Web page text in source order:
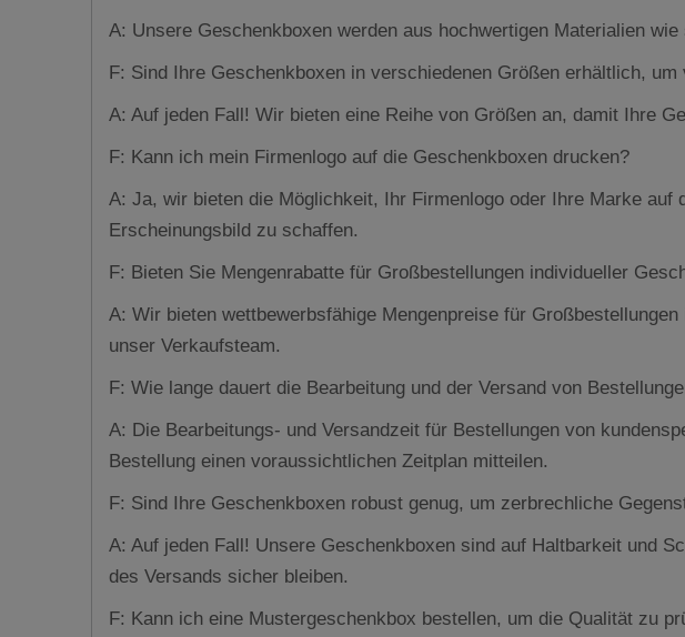
A: Unsere Geschenkboxen werden aus hochwertigen Materialien
F: Sind Ihre Geschenkboxen in verschiedenen Größen erhältlich,
A: Auf jeden Fall! Wir bieten eine Reihe von Größen an, damit Ihre
F: Kann ich mein Firmenlogo auf die Geschenkboxen drucken?
A: Ja, wir bieten die Möglichkeit, Ihr Firmenlogo oder Ihre Marke
Erscheinungsbild zu schaffen.
F: Bieten Sie Mengenrabatte für Großbestellungen individueller
A: Wir bieten wettbewerbsfähige Mengenpreise für
unser Verkaufsteam.
F: Wie lange dauert die Bearbeitung und der Versand von
A: Die Bearbeitungs- und Versandzeit für Bestellungen von
Bestellung einen voraussichtlichen Zeitplan mitteilen.
F: Sind Ihre Geschenkboxen robust genug, um zerbrechliche
A: Auf jeden Fall! Unsere Geschenkboxen sind auf Haltbarkeit und
des Versands sicher bleiben.
F: Kann ich eine Mustergeschenkbox bestellen, um die Qualität zu